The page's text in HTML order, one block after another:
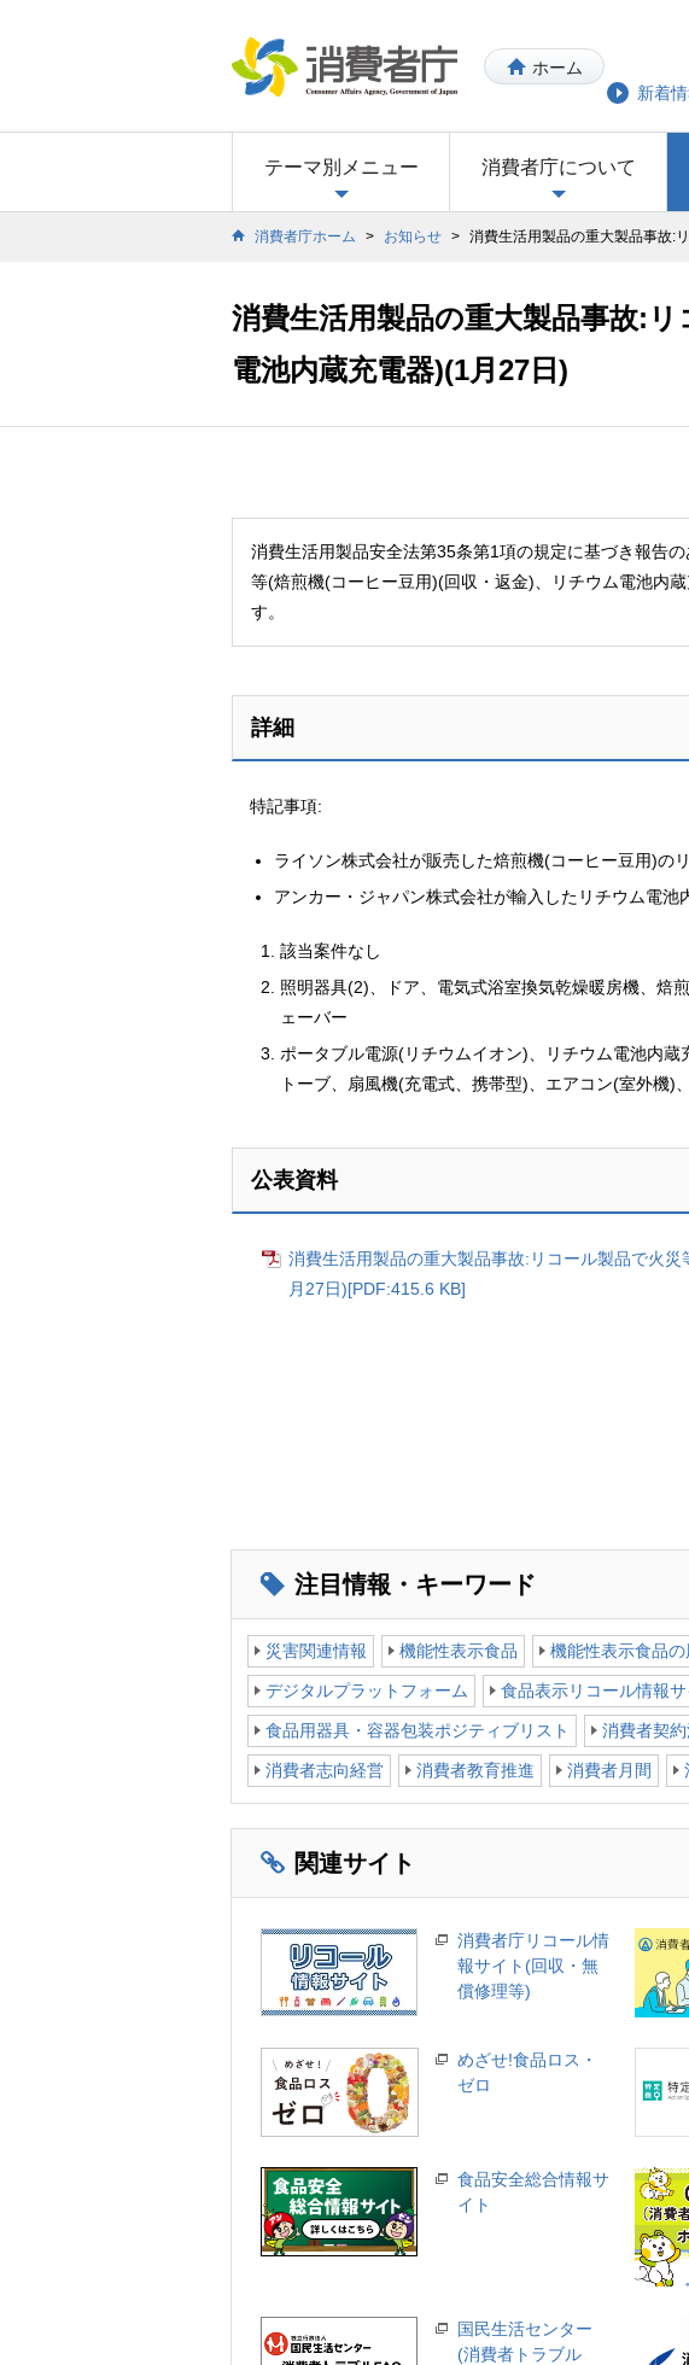
ホーム
新着
テーマ別メニュー 消費者庁について
消費者庁ホーム > お知らせ > 消費生活用製品の重大製品事故:
消費生活用製品の重大製品事故:
電池内蔵充電器)(1月27日)
消費生活用製品安全法第35条第1項の規定に基づき報告
等(焙煎機(コーヒー豆用)(回収・返金)、リチウム電池内
す。
詳細
特記事項:
ライソン株式会社が販売した焙煎機(コーヒー豆用)の
アンカー・ジャパン株式会社が輸入したリチウム電池
該当案件なし
照明器具(2)、ドア、電気式浴室換気乾燥暖房機、焙
ェーバー
ポータブル電源(リチウムイオン)、リチウム電池内
トーブ、扇風機(充電式、携帯型)、エアコン(室外機)
公表資料
消費生活用製品の重大製品事故:リコール製品で火
月27日)[PDF:415.6 KB]
注目情報・キーワード
災害関連情報 機能性表示食品 機能性表示食品
デジタルプラットフォーム 食品表示リコール情報サ
食品用器具・容器包装ポジティブリスト 消費者契
消費者志向経営 消費者教育推進 消費者月間
関連サイト
消費者庁リコール情
報サイト(回収・無
償修理等)
めざせ!食品ロス・
ゼロ
食品安全総合情報サ
イト
国民生活センター
(消費者トラブル